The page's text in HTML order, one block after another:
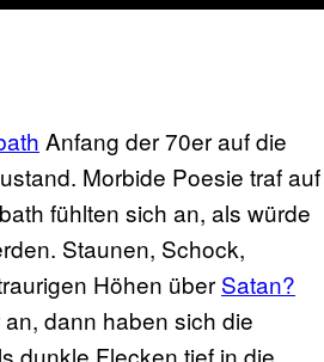
Anfang der 70er auf die
Morbide Poesie traf auf
fühlten sich an, als würde
Staunen, Schock,
Höhen über Satan?
dann haben sich die